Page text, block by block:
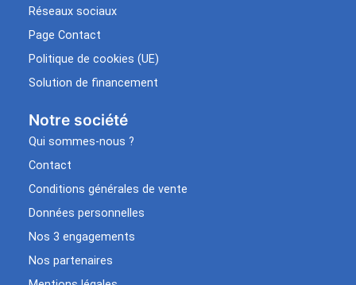
Réseaux sociaux
Page Contact
Politique de cookies (UE)
Solution de financement
Notre société
Qui sommes-nous ?
Contact
Conditions générales de vente
Données personnelles
Nos 3 engagements
Nos partenaires